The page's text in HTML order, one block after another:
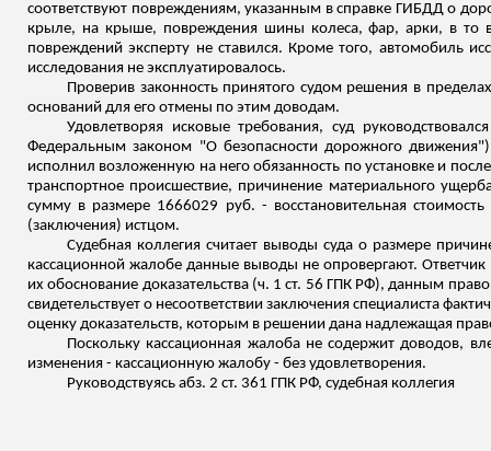
соответствуют повреждениям, указанным в справке ГИБДД о
крыле, на крыше, повреждения шины колеса, фар, арки, в то
повреждений эксперту не ставился. Кроме того, автомобиль
исследования не эксплуатировалось.
Проверив законность принятого судом решения в
оснований для его отмены по этим доводам.
Удовлетворяя исковые требования, суд
Федеральным законом "О безопасности дорожного
исполнил возложенную на него обязанность по установке и
транспортное происшествие, причинение материального
сумму в размере 1666029 руб. - восстановительная
(заключения) истцом.
Судебная коллегия считает выводы суда о размере
кассационной жалобе данные выводы не опровергают. Ответчик
их обоснование доказательства (ч. 1 ст. 56 ГПК РФ), данным
свидетельствует о несоответствии заключения специалиста
оценку доказательств, которым в решении дана надлежащая
Поскольку кассационная жалоба не содержит доводов,
изменения - кассационную жалобу - без удовлетворения.
Руководствуясь абз. 2 ст. 361 ГПК РФ, судебная коллегия